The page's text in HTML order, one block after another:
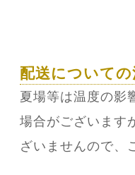
配送についての
夏場等は温度の影
場合がございます
ざいませんので、